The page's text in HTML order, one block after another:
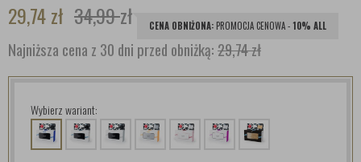
29,74zł 34,99zł CENA OBNIŻONA: PROMOCJA CENOWA -10% ALL
Najniższa cena z 30 dni przed obniżką:29,74 zł
Wybierz wariant: